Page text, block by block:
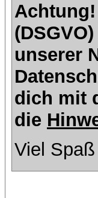
unserer
dich mit
die
Viel